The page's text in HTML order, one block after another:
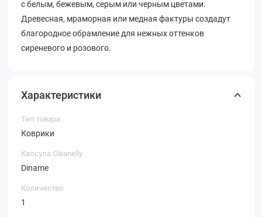
с белым, бежевым, серым или черным цветами.
Древесная, мраморная или медная фактуры создадут
благородное обрамление для нежных оттенков
сиреневого и розового.
Характеристики
Тип товара
Коврики
Капсула Cleanelly
Diname
Количество
1